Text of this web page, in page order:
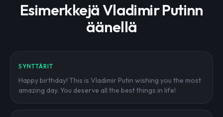
Esimerkkejä Vladimir Putinn
äänellä
SYNTTÄRIT
Happy birthday! This is Vladimir Putin wishing you the most
amazing day. You deserve all the best things in life!